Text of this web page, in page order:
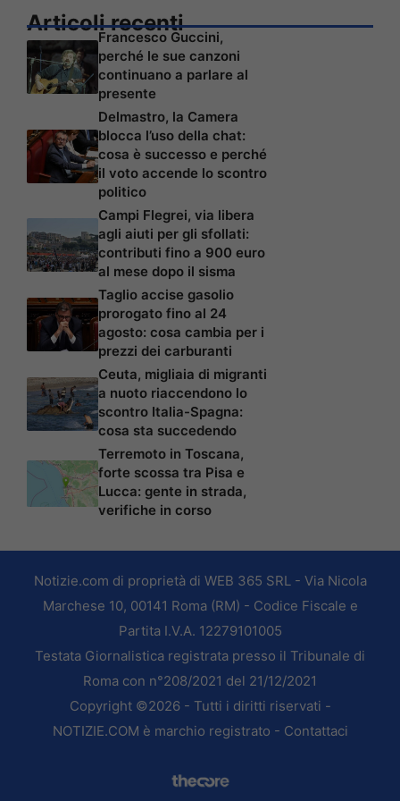
Articoli recenti
Francesco Guccini,
perché le sue canzoni
continuano a parlare al
presente
Delmastro, la Camera
blocca l’uso della chat:
cosa è successo e perché
il voto accende lo scontro
politico
Campi Flegrei, via libera
agli aiuti per gli sfollati:
contributi fino a 900 euro
al mese dopo il sisma
Taglio accise gasolio
prorogato fino al 24
agosto: cosa cambia per i
prezzi dei carburanti
Ceuta, migliaia di migranti
a nuoto riaccendono lo
scontro Italia-Spagna:
cosa sta succedendo
Terremoto in Toscana,
forte scossa tra Pisa e
Lucca: gente in strada,
verifiche in corso
Notizie.com di proprietà di WEB 365 SRL - Via Nicola
Marchese 10, 00141 Roma (RM) - Codice Fiscale e
Partita I.V.A. 12279101005
Testata Giornalistica registrata presso il Tribunale di
Roma con n°208/2021 del 21/12/2021
Copyright ©2026 - Tutti i diritti riservati -
NOTIZIE.COM è marchio registrato - Contattaci